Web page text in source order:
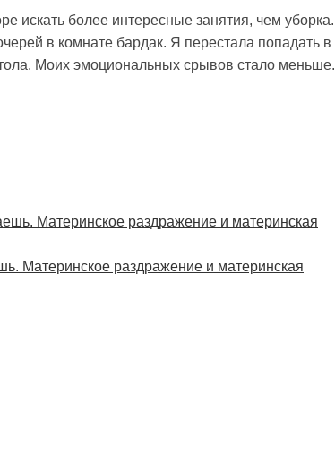
искать более интересные занятия, чем уборка.
в комнате бардак. Я перестала попадать в
Моих эмоциональных срывов стало меньше.
Материнское раздражение и материнская